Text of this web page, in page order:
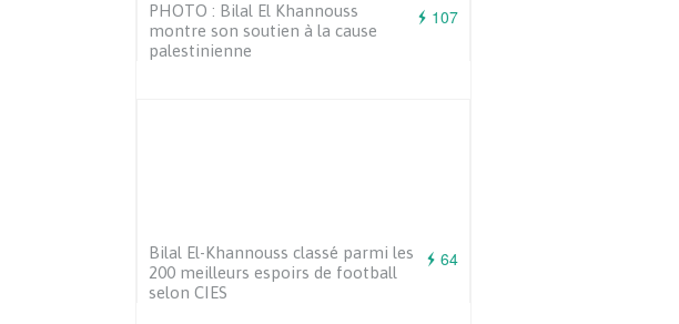
107
PHOTO : Bilal El Khannouss
montre son soutien à la cause
palestinienne
64
Bilal El-Khannouss classé parmi les
200 meilleurs espoirs de football
selon CIES